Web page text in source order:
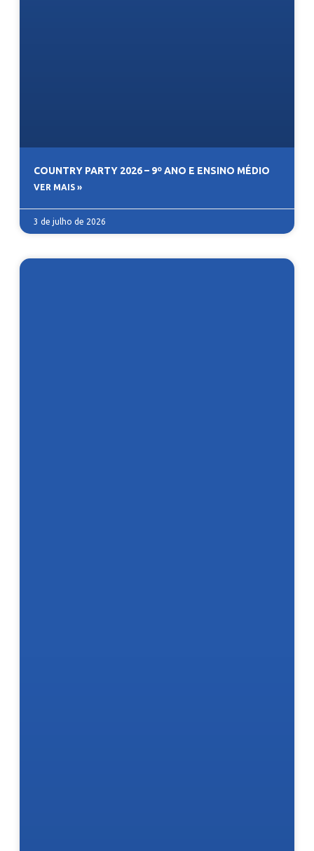
COUNTRY PARTY 2026 – 9º ANO E ENSINO MÉDIO
VER MAIS »
3 de julho de 2026